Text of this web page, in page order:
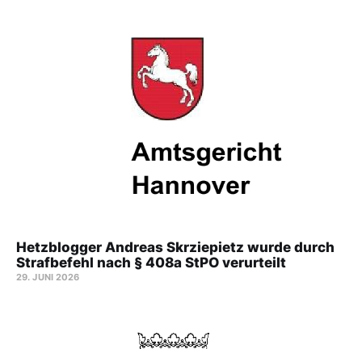
Hetzblogger Andreas Skrziepietz wurde durch
Strafbefehl nach § 408a StPO verurteilt
29. JUNI 2026